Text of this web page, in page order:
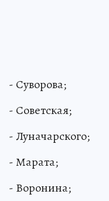
- Суворова;
- Советская;
- Луначарского;
- Марата;
- Воронина;